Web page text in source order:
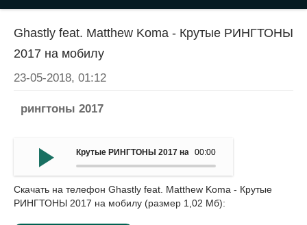
Ghastly feat. Matthew Koma - Крутые РИНГТОНЫ
2017 на мобилу
23-05-2018, 01:12
рингтоны 2017
00:00
Крутые РИНГТОНЫ 2017 на мобилу - Ghastly feat.
Скачать на телефон Ghastly feat. Matthew Koma - Крутые
РИНГТОНЫ 2017 на мобилу (размер 1,02 Мб):